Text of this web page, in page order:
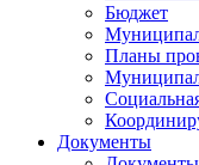
Бюджет
Планы
Документы